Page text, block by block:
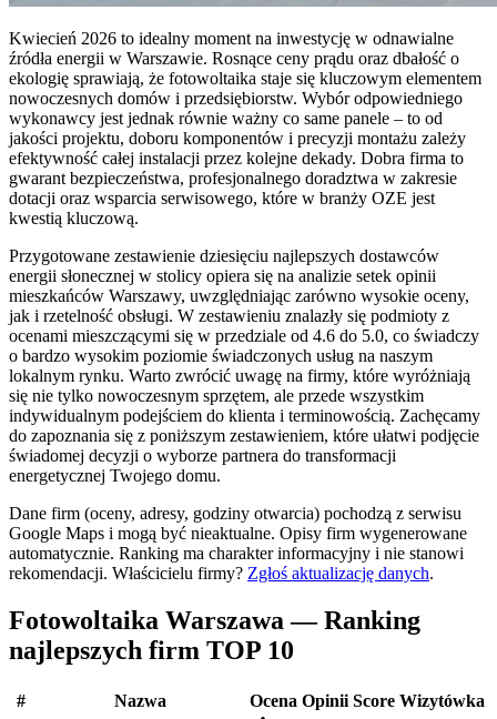
Kwiecień 2026 to idealny moment na inwestycję w odnawialne
źródła energii w Warszawie. Rosnące ceny prądu oraz dbałość o
ekologię sprawiają, że fotowoltaika staje się kluczowym elementem
nowoczesnych domów i przedsiębiorstw. Wybór odpowiedniego
wykonawcy jest jednak równie ważny co same panele – to od
jakości projektu, doboru komponentów i precyzji montażu zależy
efektywność całej instalacji przez kolejne dekady. Dobra firma to
gwarant bezpieczeństwa, profesjonalnego doradztwa w zakresie
dotacji oraz wsparcia serwisowego, które w branży OZE jest
kwestią kluczową.
Przygotowane zestawienie dziesięciu najlepszych dostawców
energii słonecznej w stolicy opiera się na analizie setek opinii
mieszkańców Warszawy, uwzględniając zarówno wysokie oceny,
jak i rzetelność obsługi. W zestawieniu znalazły się podmioty z
ocenami mieszczącymi się w przedziale od 4.6 do 5.0, co świadczy
o bardzo wysokim poziomie świadczonych usług na naszym
lokalnym rynku. Warto zwrócić uwagę na firmy, które wyróżniają
się nie tylko nowoczesnym sprzętem, ale przede wszystkim
indywidualnym podejściem do klienta i terminowością. Zachęcamy
do zapoznania się z poniższym zestawieniem, które ułatwi podjęcie
świadomej decyzji o wyborze partnera do transformacji
energetycznej Twojego domu.
Dane firm (oceny, adresy, godziny otwarcia) pochodzą z serwisu
Google Maps i mogą być nieaktualne. Opisy firm wygenerowane
automatycznie. Ranking ma charakter informacyjny i nie stanowi
rekomendacji. Właścicielu firmy? Zgłoś aktualizację danych.
Fotowoltaika Warszawa — Ranking
najlepszych firm TOP 10
# Nazwa Ocena Opinii Score Wizytówka